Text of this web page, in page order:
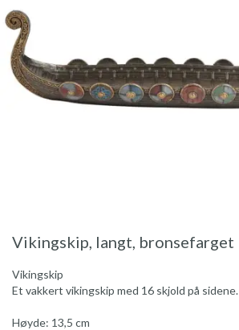
Vikingskip, langt, bronsefarget
Vikingskip
Et vakkert vikingskip med 16 skjold på sidene.
Høyde: 13,5 cm